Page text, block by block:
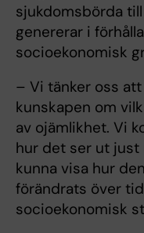
sjukdomsbörda
genererar i
socioekonomisk
– Vi tänker oss
kunskapen om
av ojämlikhet. Vi
hur det ser ut just
kunna visa hur
förändrats över
socioekonomisk